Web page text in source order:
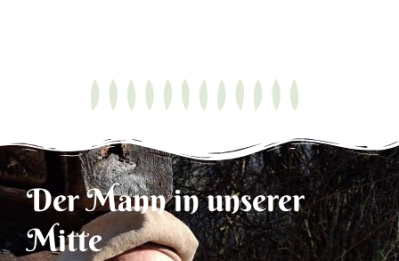
Der Mann in unserer
Mitte